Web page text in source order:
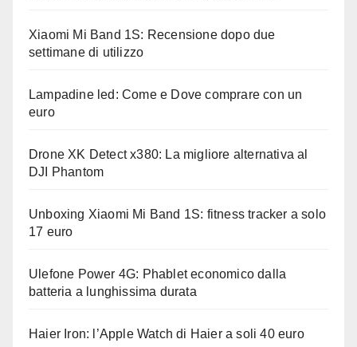
Xiaomi Mi Band 1S: Recensione dopo due
settimane di utilizzo
Lampadine led: Come e Dove comprare con un
euro
Drone XK Detect x380: La migliore alternativa al
DJI Phantom
Unboxing Xiaomi Mi Band 1S: fitness tracker a solo
17 euro
Ulefone Power 4G: Phablet economico dalla
batteria a lunghissima durata
Haier Iron: l’Apple Watch di Haier a soli 40 euro